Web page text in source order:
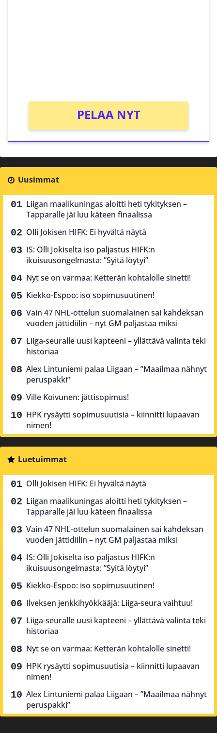
PELAA NYT
Uusimmat
Liigan maalikuningas aloitti heti tykityksen –
Tapparalle jäi luu käteen finaalissa
Olli Jokisen HIFK: Ei hyvältä näytä
IS: Olli Jokiselta iso paljastus HIFK:n
ikuisuusongelmasta: ”Syitä löytyi”
Nyt se on varmaa: Ketterän kohtalolle sinetti!
Kiekko-Espoo: iso sopimusuutinen!
Vain 47 NHL-ottelun suomalainen sai kahdeksan
vuoden jättidiilin – nyt GM paljastaa miksi
Liiga-seuralle uusi kapteeni – yllättävä valinta teki
historiaa
Alex Lintuniemi palaa Liigaan – ”Maailmaa nähnyt
peruspakki”
Ville Koivunen: jättisopimus!
HPK rysäytti sopimusuutisia – kiinnitti lupaavan
nimen!
Luetuimmat
Olli Jokisen HIFK: Ei hyvältä näytä
Liigan maalikuningas aloitti heti tykityksen –
Tapparalle jäi luu käteen finaalissa
Vain 47 NHL-ottelun suomalainen sai kahdeksan
vuoden jättidiilin – nyt GM paljastaa miksi
IS: Olli Jokiselta iso paljastus HIFK:n
ikuisuusongelmasta: ”Syitä löytyi”
Kiekko-Espoo: iso sopimusuutinen!
Ilveksen jenkkihyökkääjä: Liiga-seura vaihtuu!
Liiga-seuralle uusi kapteeni – yllättävä valinta teki
historiaa
Nyt se on varmaa: Ketterän kohtalolle sinetti!
HPK rysäytti sopimusuutisia – kiinnitti lupaavan
nimen!
Alex Lintuniemi palaa Liigaan – ”Maailmaa nähnyt
peruspakki”